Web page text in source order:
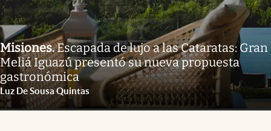
Misiones.Escapada de lujo a las Cataratas: Gran
Meliá Iguazú presentó su nueva propuesta
gastronómica
Luz De Sousa Quintas